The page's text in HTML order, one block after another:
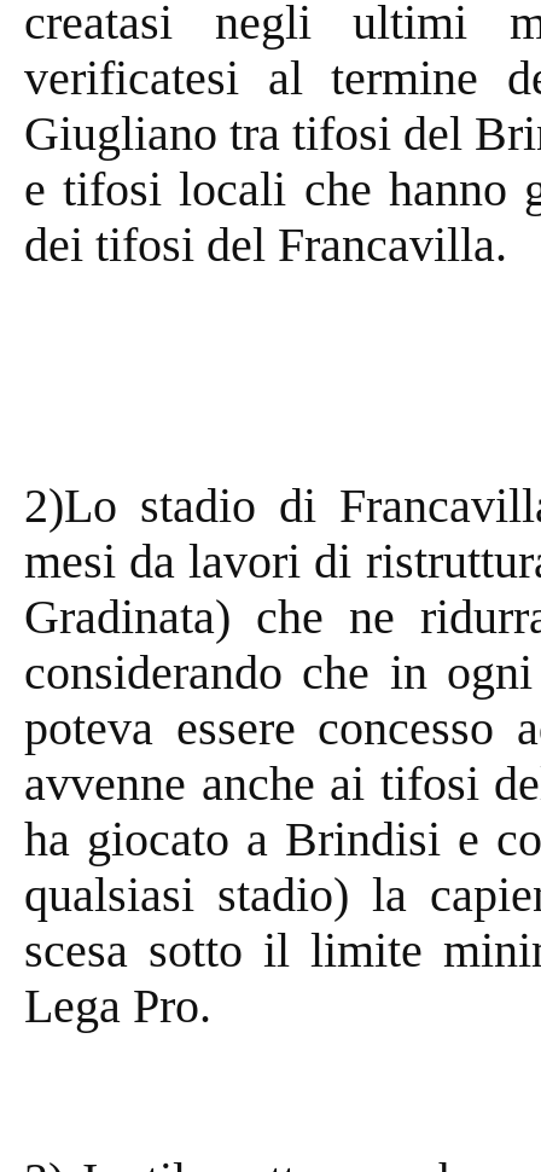
creatasi negli ultimi
verificatesi al termine
Giugliano tra tifosi del
e tifosi locali che hanno
dei tifosi del Francavilla.
2)Lo stadio di
mesi da lavori di
Gradinata) che ne
considerando che in
poteva essere concesso
avvenne anche ai tifosi
ha giocato a Brindisi e
qualsiasi stadio) la
scesa sotto il limite
Lega Pro.